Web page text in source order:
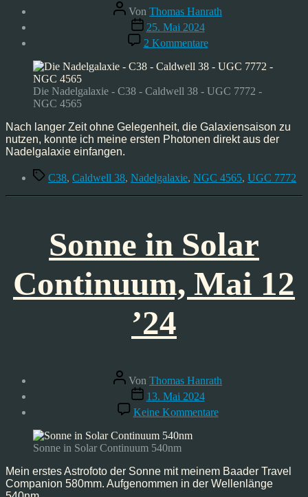
Beitragsautor
Von Thomas Hanrath
Veröffentlichungsdatum
25. Mai 2024
2 Kommentarezu
Nadelgalaxie,
Mai’24
Die Nadelgalaxie - C38 - Caldwell 38 - UGC 7772 -
NGC 4565
Nach langer Zeit ohne Gelegenheit, die Galaxiensaison zu
nutzen, konnte ich meine ersten Photonen direkt aus der
Nadelgalaxie einfangen.
Schlagwörter
C38, Caldwell 38, Nadelgalaxie, NGC 4565, UGC 7772
Sonne in Solar
Continuum, Mai 12
’24
Beitragsautor
Von Thomas Hanrath
Veröffentlichungsdatum
13. Mai 2024
Keine Kommentarezu
Sonne
Mai
12
Sonne in Solar Continuum 540nm
Mein erstes Astrofoto der Sonne mit meinem Baader Travel
Companion 580mm. Aufgenommen in der Wellenlänge